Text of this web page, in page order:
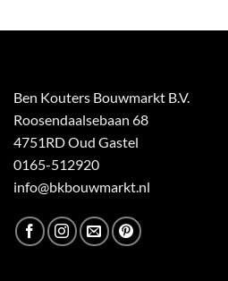
Ben Kouters Bouwmarkt B.V.
Roosendaalsebaan 68
4751RD Oud Gastel
0165-512920
info@bkbouwmarkt.nl